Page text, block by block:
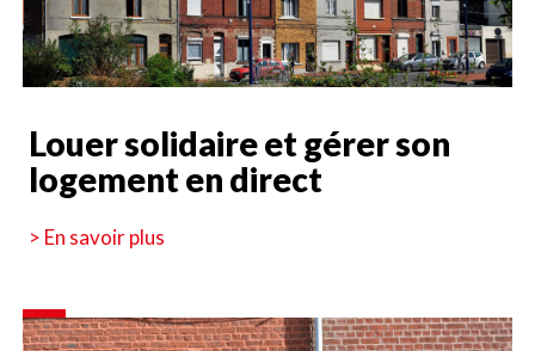
Louer solidaire et gérer son
logement en direct
> En savoir plus